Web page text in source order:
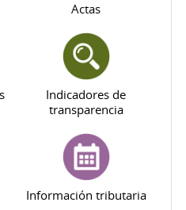
Actas
Indicadores de
transparencia
Información tributaria